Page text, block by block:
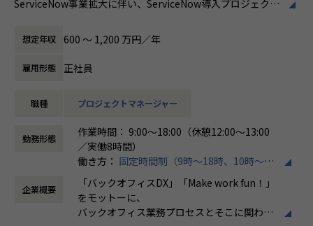
ServiceNow事業拡大に伴い、ServiceNow導入プロジェクト
ServiceNowは企業のDX推進を支えるプラットフォームとし
て、ITサービスマネジメント領域のみならず、顧客管理、人
事領域、業務ワークフロー改革など幅広い分野で活用されて
おり、当社においても引き合いが急速に増加しています。
プロジェクトマネジメントやソリューションアーキテクチャ
これまでのご経験やスキルに応じて、プロジェクト計画の策
定、進捗・品質・課題管理、顧客との各種調整やステークホ
ルダーマネジメント、ServiceNowを活用したソリューショ
ン設計、技術方針策定、開発チームのリードなどをご担当い
ただきます。
また、組織拡大フェーズにあるため、新規プロジェクトの立
想定年収 600 〜 1,200 万円／年
雇用形態 正社員
職種 プロジェクトマネージャー
勤務形態
作業時間： 9:00～18:00（休憩12:00～13:00
／実働8時間）
働き方： 固定時間制（9時～18時、10時～19
時など）
時間外労働の有無： 有（月平均10時間）
休憩時間： 60分
企業概要
「バックオフィスDX」「Make work fun！」
をモットーに、
バックオフィス業務プロセスとそこに関わる